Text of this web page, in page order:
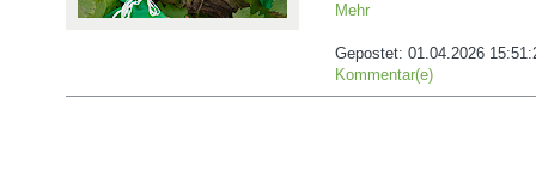
Mehr
Gepostet: 01.04.2026
Kommentar(e)